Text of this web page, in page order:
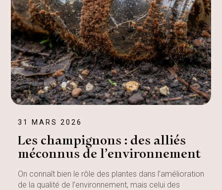
31 MARS 2026
Les champignons : des alliés
méconnus de l’environnement
On connaît bien le rôle des plantes dans l’amélioration
de la qualité de l’environnement, mais celui des